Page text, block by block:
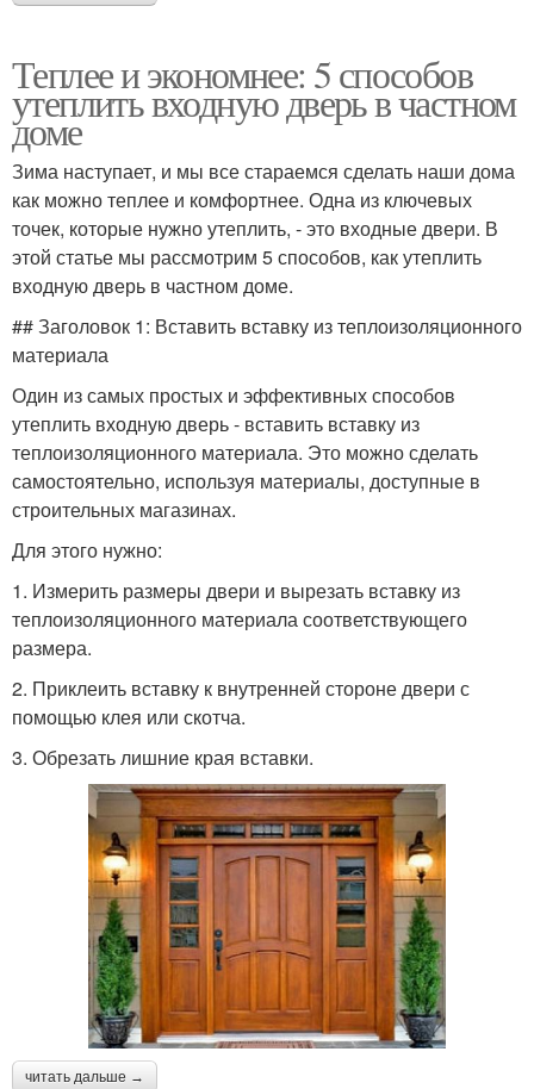
Теплее и экономнее: 5 способов
утеплить входную дверь в частном
доме
Зима наступает, и мы все стараемся сделать наши дома
как можно теплее и комфортнее. Одна из ключевых
точек, которые нужно утеплить, - это входные двери. В
этой статье мы рассмотрим 5 способов, как утеплить
входную дверь в частном доме.
## Заголовок 1: Вставить вставку из теплоизоляционного
материала
Один из самых простых и эффективных способов
утеплить входную дверь - вставить вставку из
теплоизоляционного материала. Это можно сделать
самостоятельно, используя материалы, доступные в
строительных магазинах.
Для этого нужно:
1. Измерить размеры двери и вырезать вставку из
теплоизоляционного материала соответствующего
размера.
2. Приклеить вставку к внутренней стороне двери с
помощью клея или скотча.
3. Обрезать лишние края вставки.
читать дальше →